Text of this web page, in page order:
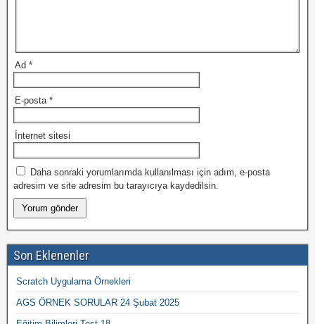
Ad *
E-posta *
İnternet sitesi
Daha sonraki yorumlarımda kullanılması için adım, e-posta
adresim ve site adresim bu tarayıcıya kaydedilsin.
Son Eklenenler
Scratch Uygulama Örnekleri
AGS ÖRNEK SORULAR 24 Şubat 2025